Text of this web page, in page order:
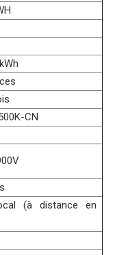
CN
(à distance en